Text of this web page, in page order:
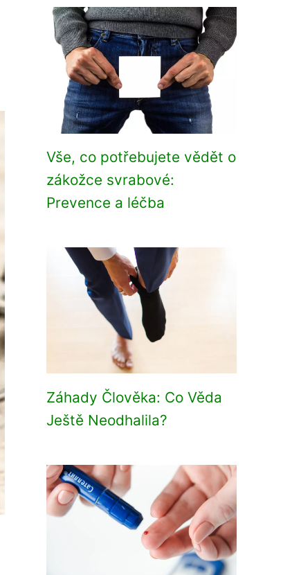
Vše, co potřebujete vědět o
zákožce svrabové:
Prevence a léčba
Záhady Člověka: Co Věda
Ještě Neodhalila?